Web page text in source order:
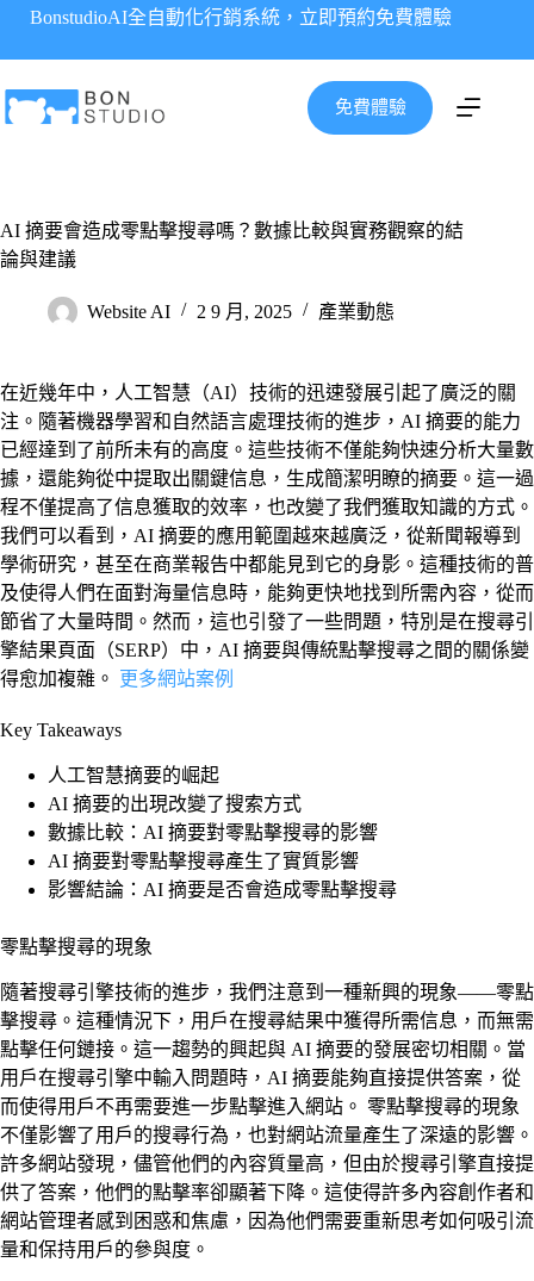
要
內
BonstudioAI全自動化行銷系統，立即預約免費體驗
免費體驗
AI 摘要會造成零點擊搜尋嗎？數據比較與實務觀察的結
論與建議
Website AI 2 9 月, 2025 產業動態
在近幾年中，人工智慧（AI）技術的迅速發展引起了廣泛的關
注。隨著機器學習和自然語言處理技術的進步，AI 摘要的能力
已經達到了前所未有的高度。這些技術不僅能夠快速分析大量數
據，還能夠從中提取出關鍵信息，生成簡潔明瞭的摘要。這一過
程不僅提高了信息獲取的效率，也改變了我們獲取知識的方式。
我們可以看到，AI 摘要的應用範圍越來越廣泛，從新聞報導到
學術研究，甚至在商業報告中都能見到它的身影。這種技術的普
及使得人們在面對海量信息時，能夠更快地找到所需內容，從而
節省了大量時間。然而，這也引發了一些問題，特別是在搜尋引
擎結果頁面（SERP）中，AI 摘要與傳統點擊搜尋之間的關係變
得愈加複雜。
更多網站案例
Key Takeaways
人工智慧摘要的崛起
AI 摘要的出現改變了搜索方式
數據比較：AI 摘要對零點擊搜尋的影響
AI 摘要對零點擊搜尋產生了實質影響
影響結論：AI 摘要是否會造成零點擊搜尋
零點擊搜尋的現象
隨著搜尋引擎技術的進步，我們注意到一種新興的現象——零點
擊搜尋。這種情況下，用戶在搜尋結果中獲得所需信息，而無需
點擊任何鏈接。這一趨勢的興起與 AI 摘要的發展密切相關。當
用戶在搜尋引擎中輸入問題時，AI 摘要能夠直接提供答案，從
而使得用戶不再需要進一步點擊進入網站。 零點擊搜尋的現象
不僅影響了用戶的搜尋行為，也對網站流量產生了深遠的影響。
許多網站發現，儘管他們的內容質量高，但由於搜尋引擎直接提
供了答案，他們的點擊率卻顯著下降。這使得許多內容創作者和
網站管理者感到困惑和焦慮，因為他們需要重新思考如何吸引流
量和保持用戶的參與度。